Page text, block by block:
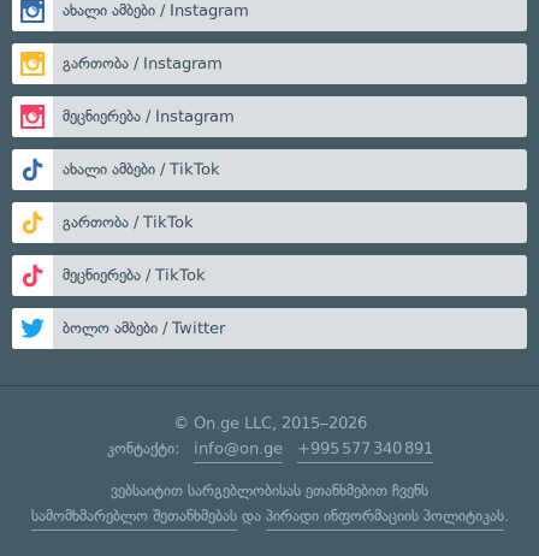
ახალი ამბები / Instagram
გართობა / Instagram
მეცნიერება / Instagram
ახალი ამბები / TikTok
გართობა / TikTok
მეცნიერება / TikTok
ბოლო ამბები / Twitter
© On.ge LLC, 2015–2026
კონტაქტი: info@on.ge +995 577 340 891
ვებსაიტით სარგებლობისას ეთანხმებით ჩვენს
სამომხმარებლო შეთანხმებასდა პირადი ინფორმაციის პოლიტიკას.